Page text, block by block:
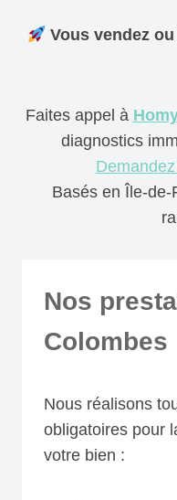
Vous vendez
Faites appel à
diagnostics
Basés en Île-
Nos
Colombes
Nous réalisons
obligatoires pour
votre bien :